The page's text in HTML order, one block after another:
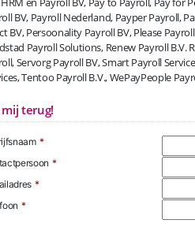
BV, Payroll Nederland, Payper Payroll,
BV, Persoonality Payroll BV, Please
Payroll Solutions, Renew Payroll B.V.
Servorg Payroll BV, Smart Payroll
Tentoo Payroll B.V., WePayPeople
mij terug!
*
*
*
*